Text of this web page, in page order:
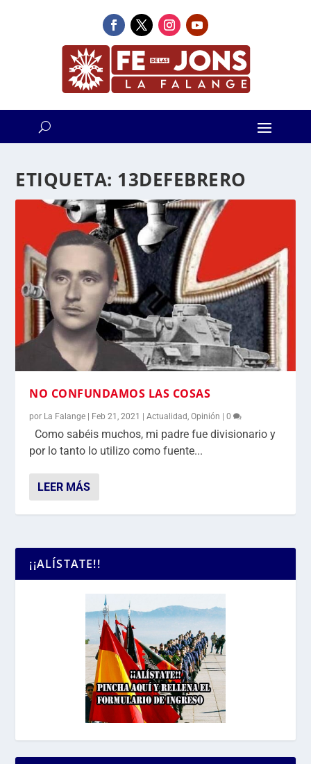
ETIQUETA: 13DEFEBRERO
NO CONFUNDAMOS LAS COSAS
por La Falange | Feb 21, 2021 |Actualidad,Opinión |0
Como sabéis muchos, mi padre fue divisionario y
por lo tanto lo utilizo como fuente...
LEER MÁS
¡¡ALÍSTATE!!